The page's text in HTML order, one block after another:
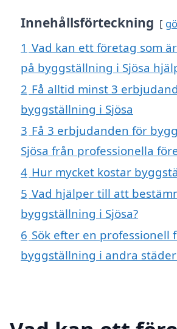
Innehållsförteckning
1 Vad kan ett företag som
på byggställning i Sjösa
2 Få alltid minst 3
byggställning i Sjösa
3 Få 3 erbjudanden för
Sjösa från professionella
4 Hur mycket kostar
5 Vad hjälper till att
byggställning i Sjösa?
6 Sök efter en professionell
byggställning i andra städer